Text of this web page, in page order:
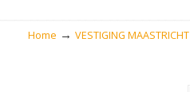
Home → VESTIGING MAASTRICHT